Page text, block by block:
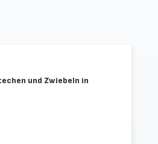
und Zwiebeln in